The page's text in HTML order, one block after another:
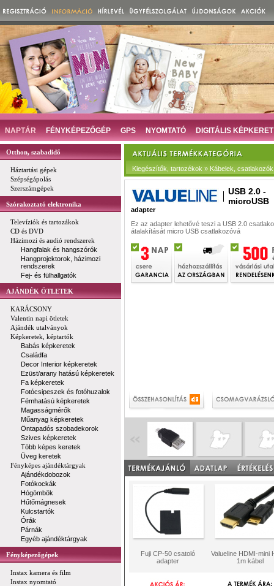
NAPTÁR FÉNYKÉPEZŐGÉP GPS NYOMTATÓ DIGITÁLIS KÉPKERET
Otthon, szabadidő
Háztartási gépek
Szépségápolás
Szerszámgépek
Szórakoztató elektronika
Televíziók és tartozákok
CD és DVD
Házimozi és audió rendszerek
Hangfalak és hangszórók
Hangprojektorok, házimozi
rendszerek
Fej- és fülhallgatók
AJÁNDÉK ÖTLETEK
KARÁCSONY
Valentin napi ötletek
Ajándék utalványok
Képkeretek, képtartók
Babás képkeretek
Családfa
Decor Interior képkeretek
Ezüst/arany hatású képkeretek
Fa képkeretek
Fotócsipeszek és fotóhuzalok
Fémhatású képkeretek
Magasságmérők
Műanyag képkeretek
Öntapadós szobadekorok
Szives képkeretek
Több képes keretek
Üveg keretek
Fényképes ajándéktárgyak
Ajándékdobozok
Fotókockák
Hógömbök
Hűtőmágnesek
Kulcstartók
Órák
Párnák
Egyéb ajándéktárgyak
Fényképezőgépek
Instax kamera és film
Instax nyomtató
Kiegészítők, tartozékok » Kábelek, csatlakozók
USB 2.0 -
microUSB
adapter
Ez az adapter lehetővé teszi a USB 2.0
átalakítását micro USB csatlakozóvá
Fuji CP-50 csatoló
adapter
Valueline HDMI-mini
1m kábel